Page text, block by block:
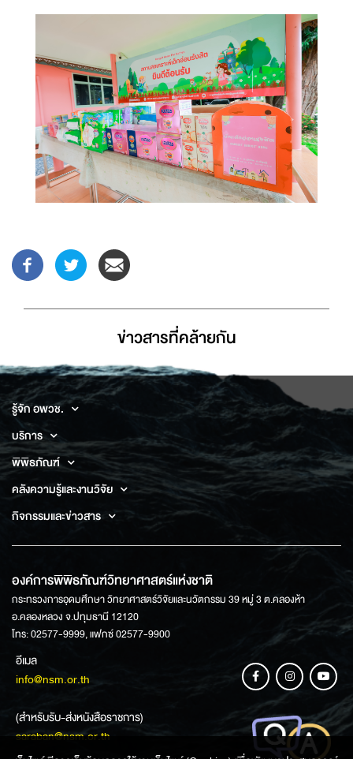
ข่าวสารที่่คล้ายกัน
รู้จัก อพวช.
บริการ
พิพิธภัณฑ์
คลังความรู้และงานวิจัย
กิจกรรมและข่าวสาร
องค์การพิพิธภัณฑ์วิทยาศาสตร์แห่งชาติ
กระทรวงการอุดมศึกษา วิทยาศาสตร์วิจัยและนวัตกรรม 39 หมู่ 3 ต.คลองห้า
อ.คลองหลวง จ.ปทุมธานี 12120
โทร: 02577-9999, แฟกซ์ 02577-9900
อีเมล
info@nsm.or.th
(สำหรับรับ-ส่งหนังสือราชการ)
saraban@nsm.or.th